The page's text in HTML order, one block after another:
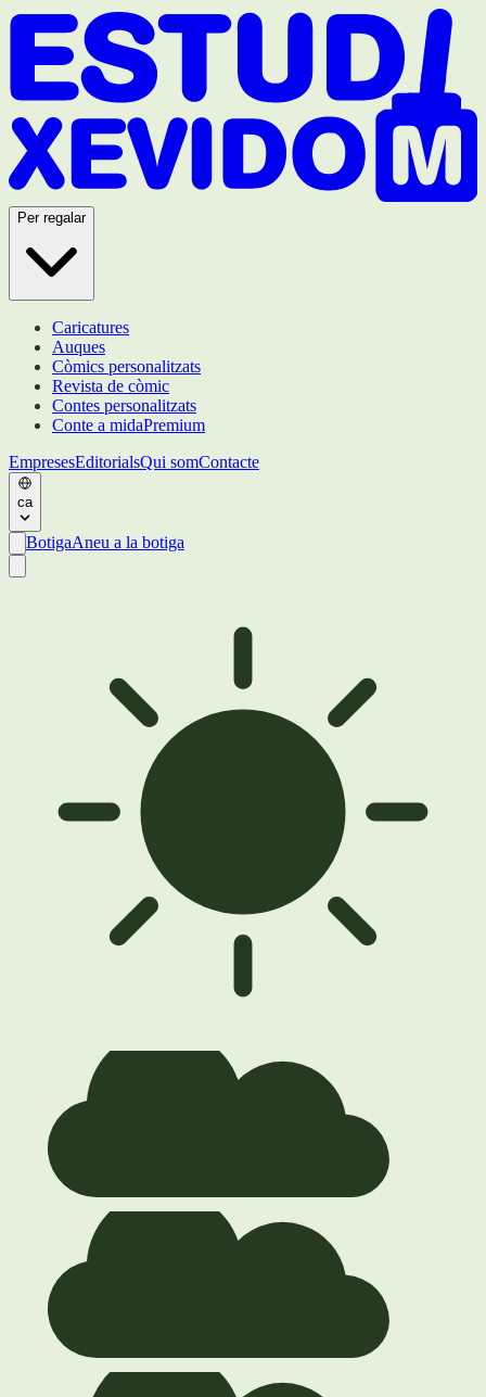
Per regalar
Caricatures
Auques
Còmics personalitzats
Revista de còmic
Contes personalitzats
Conte a midaPremium
EmpresesEditorialsQui somContacte
ca
BotigaAneu a la botiga